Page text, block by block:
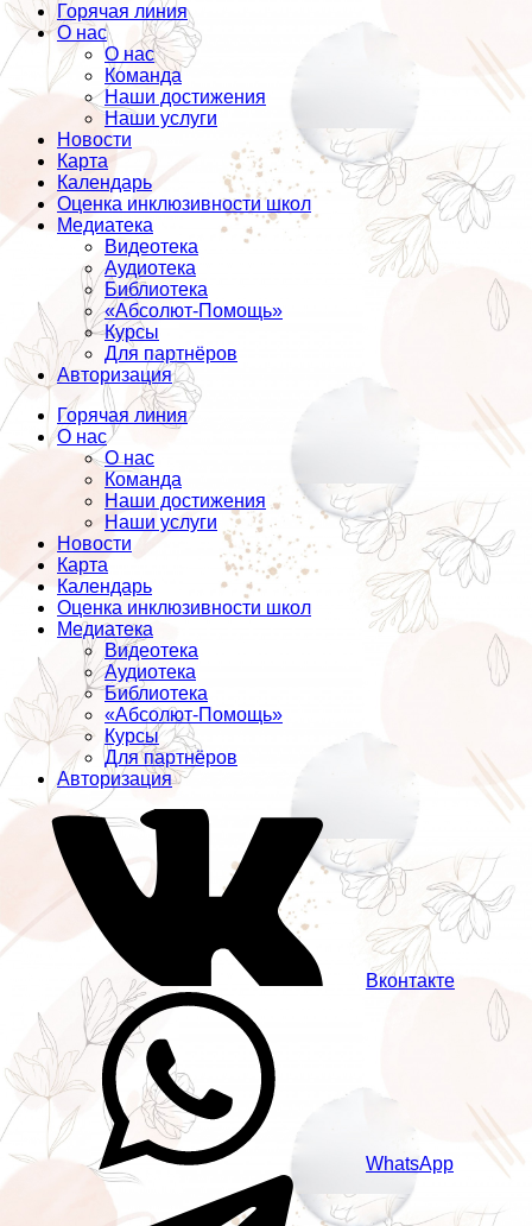
Горячая линия
О нас
О нас
Команда
Наши достижения
Наши услуги
Новости
Карта
Календарь
Оценка инклюзивности школ
Медиатека
Видеотека
Аудиотека
Библиотека
«Абсолют-Помощь»
Курсы
Для партнёров
Авторизация
Горячая линия
О нас
О нас
Команда
Наши достижения
Наши услуги
Новости
Карта
Календарь
Оценка инклюзивности школ
Медиатека
Видеотека
Аудиотека
Библиотека
«Абсолют-Помощь»
Курсы
Для партнёров
Авторизация
Вконтакте
WhatsApp